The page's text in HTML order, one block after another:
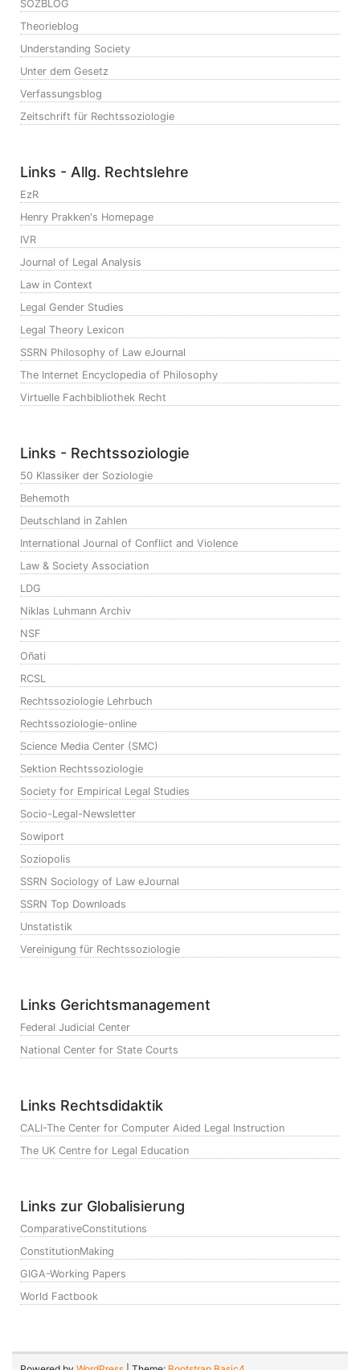
SOZBLOG
Theorieblog
Understanding Society
Unter dem Gesetz
Verfassungsblog
Zeitschrift für Rechtssoziologie
Links - Allg. Rechtslehre
EzR
Henry Prakken's Homepage
IVR
Journal of Legal Analysis
Law in Context
Legal Gender Studies
Legal Theory Lexicon
SSRN Philosophy of Law eJournal
The Internet Encyclopedia of Philosophy
Virtuelle Fachbibliothek Recht
Links - Rechtssoziologie
50 Klassiker der Soziologie
Behemoth
Deutschland in Zahlen
International Journal of Conflict and Violence
Law & Society Association
LDG
Niklas Luhmann Archiv
NSF
Oñati
RCSL
Rechtssoziologie Lehrbuch
Rechtssoziologie-online
Science Media Center (SMC)
Sektion Rechtssoziologie
Society for Empirical Legal Studies
Socio-Legal-Newsletter
Sowiport
Soziopolis
SSRN Sociology of Law eJournal
SSRN Top Downloads
Unstatistik
Vereinigung für Rechtssoziologie
Links Gerichtsmanagement
Federal Judicial Center
National Center for State Courts
Links Rechtsdidaktik
CALI-The Center for Computer Aided Legal Instruction
The UK Centre for Legal Education
Links zur Globalisierung
ComparativeConstitutions
ConstitutionMaking
GIGA-Working Papers
World Factbook